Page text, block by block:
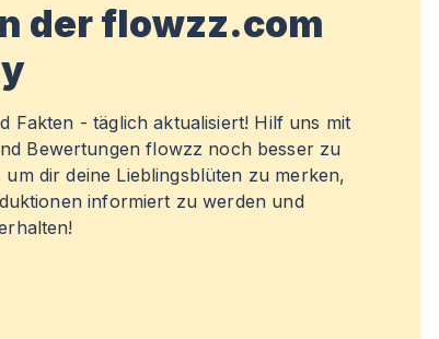
der flowzz.com
Fakten - täglich aktualisiert! Hilf uns mit
Bewertungen flowzz noch besser zu
dir deine Lieblingsblüten zu merken,
informiert zu werden und